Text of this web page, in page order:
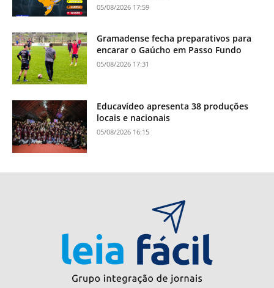
05/08/2026 17:59
Gramadense fecha preparativos para
encarar o Gaúcho em Passo Fundo
05/08/2026 17:31
Educavídeo apresenta 38 produções
locais e nacionais
05/08/2026 16:15